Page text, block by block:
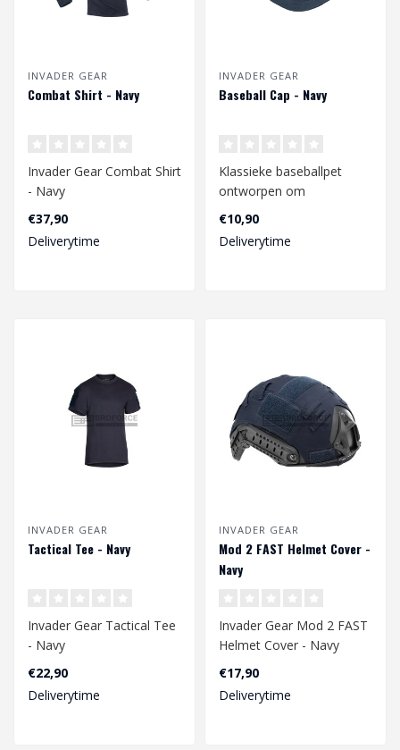
INVADER GEAR
Combat Shirt - Navy
Invader Gear Combat Shirt
- Navy
€37,90
Deliverytime
INVADER GEAR
Baseball Cap - Navy
Klassieke baseballpet
ontworpen om
bescherming tegen de zon
te bie..
€10,90
Deliverytime
INVADER GEAR
Tactical Tee - Navy
Invader Gear Tactical Tee
- Navy
€22,90
Deliverytime
INVADER GEAR
Mod 2 FAST Helmet Cover -
Navy
Invader Gear Mod 2 FAST
Helmet Cover - Navy
€17,90
Deliverytime